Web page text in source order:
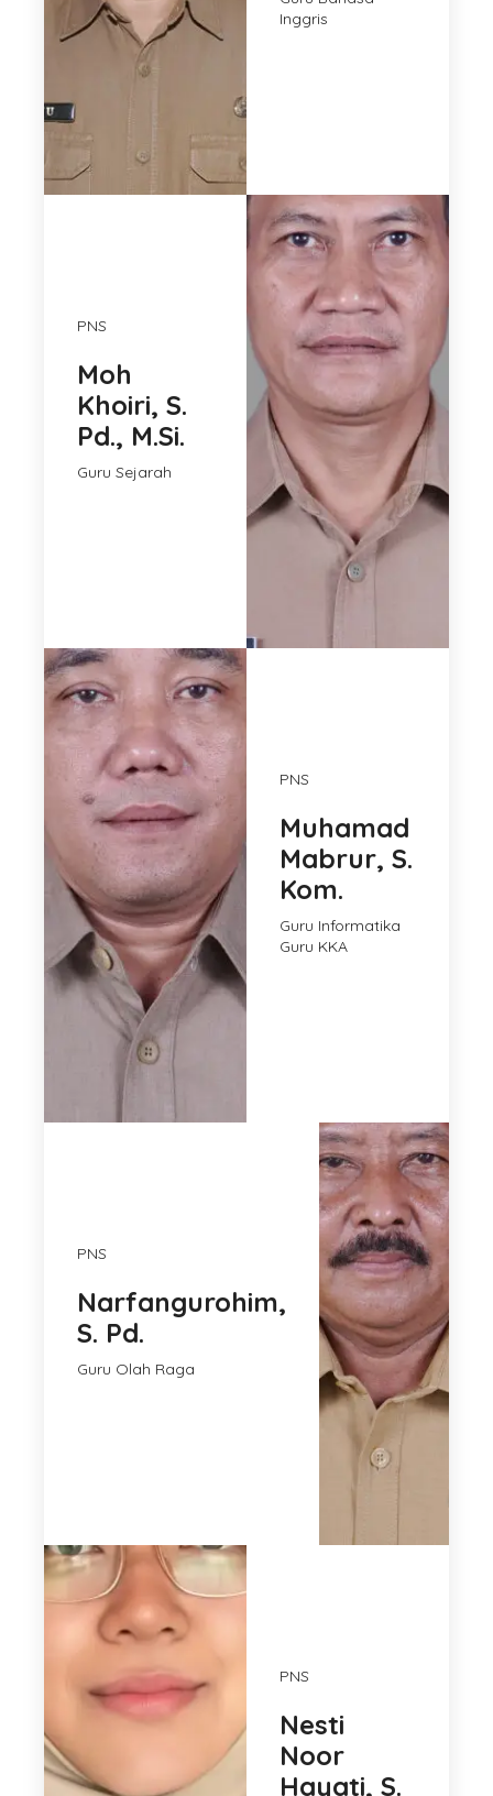
Inggris
PNS
Moh
Khoiri, S.
Pd., M.Si.
Guru Sejarah
PNS
Muhamad
Mabrur, S.
Kom.
Guru Informatika
Guru KKA
PNS
Narfangurohim,
S. Pd.
Guru Olah Raga
PNS
Nesti
Noor
Hayati, S.